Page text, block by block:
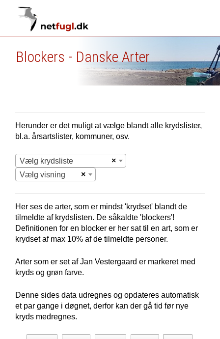
Blockers - Danske Arter
Herunder er det muligt at vælge blandt alle krydslister,
bl.a. årsartslister, kommuner, osv.
×
Vælg krydsliste
×
Vælg visning
Her ses de arter, som er mindst 'krydset' blandt de
tilmeldte af krydslisten. De såkaldte 'blockers'!
Definitionen for en blocker er her sat til en art, som er
krydset af max 10% af de tilmeldte personer.
Arter som er set af Jan Vestergaard er markeret med
kryds og grøn farve.
Denne sides data udregnes og opdateres automatisk
et par gange i døgnet, derfor kan der gå tid før nye
kryds medregnes.